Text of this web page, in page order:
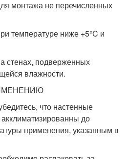
монтажа не перечисленных
температуре ниже +5°C и
стенах, подверженных
влажности.
что настенные
до
применения, указанным в